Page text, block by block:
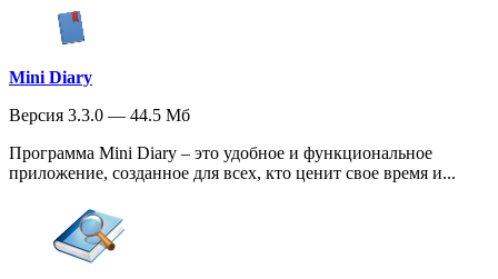
Mini Diary
Версия 3.3.0 — 44.5 Мб
Программа Mini Diary – это удобное и функциональное
приложение, созданное для всех, кто ценит свое время и...